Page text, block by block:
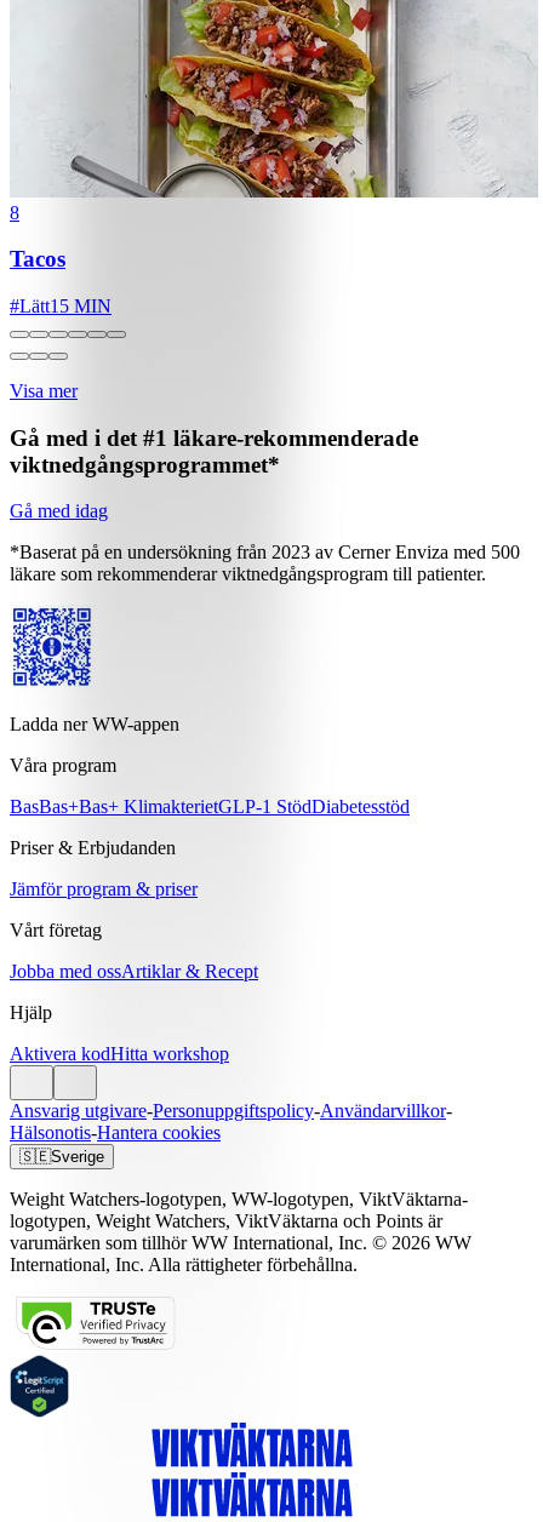
8
Tacos
#Lätt15 MIN
Visa mer
Gå med i det #1 läkare-rekommenderade
viktnedgångsprogrammet*
Gå med idag
*Baserat på en undersökning från 2023 av Cerner Enviza med 500
läkare som rekommenderar viktnedgångsprogram till patienter.
Ladda ner WW-appen
Våra program
BasBas+Bas+ KlimakterietGLP-1 StödDiabetesstöd
Priser & Erbjudanden
Jämför program & priser
Vårt företag
Jobba med ossArtiklar & Recept
Hjälp
Aktivera kodHitta workshop
Ansvarig utgivare-Personuppgiftspolicy-Användarvillkor-
Hälsonotis-Hantera cookies
🇸🇪Sverige
Weight Watchers-logotypen, WW-logotypen, ViktVäktarna-
logotypen, Weight Watchers, ViktVäktarna och Points är
varumärken som tillhör WW International, Inc. © 2026 WW
International, Inc. Alla rättigheter förbehållna.